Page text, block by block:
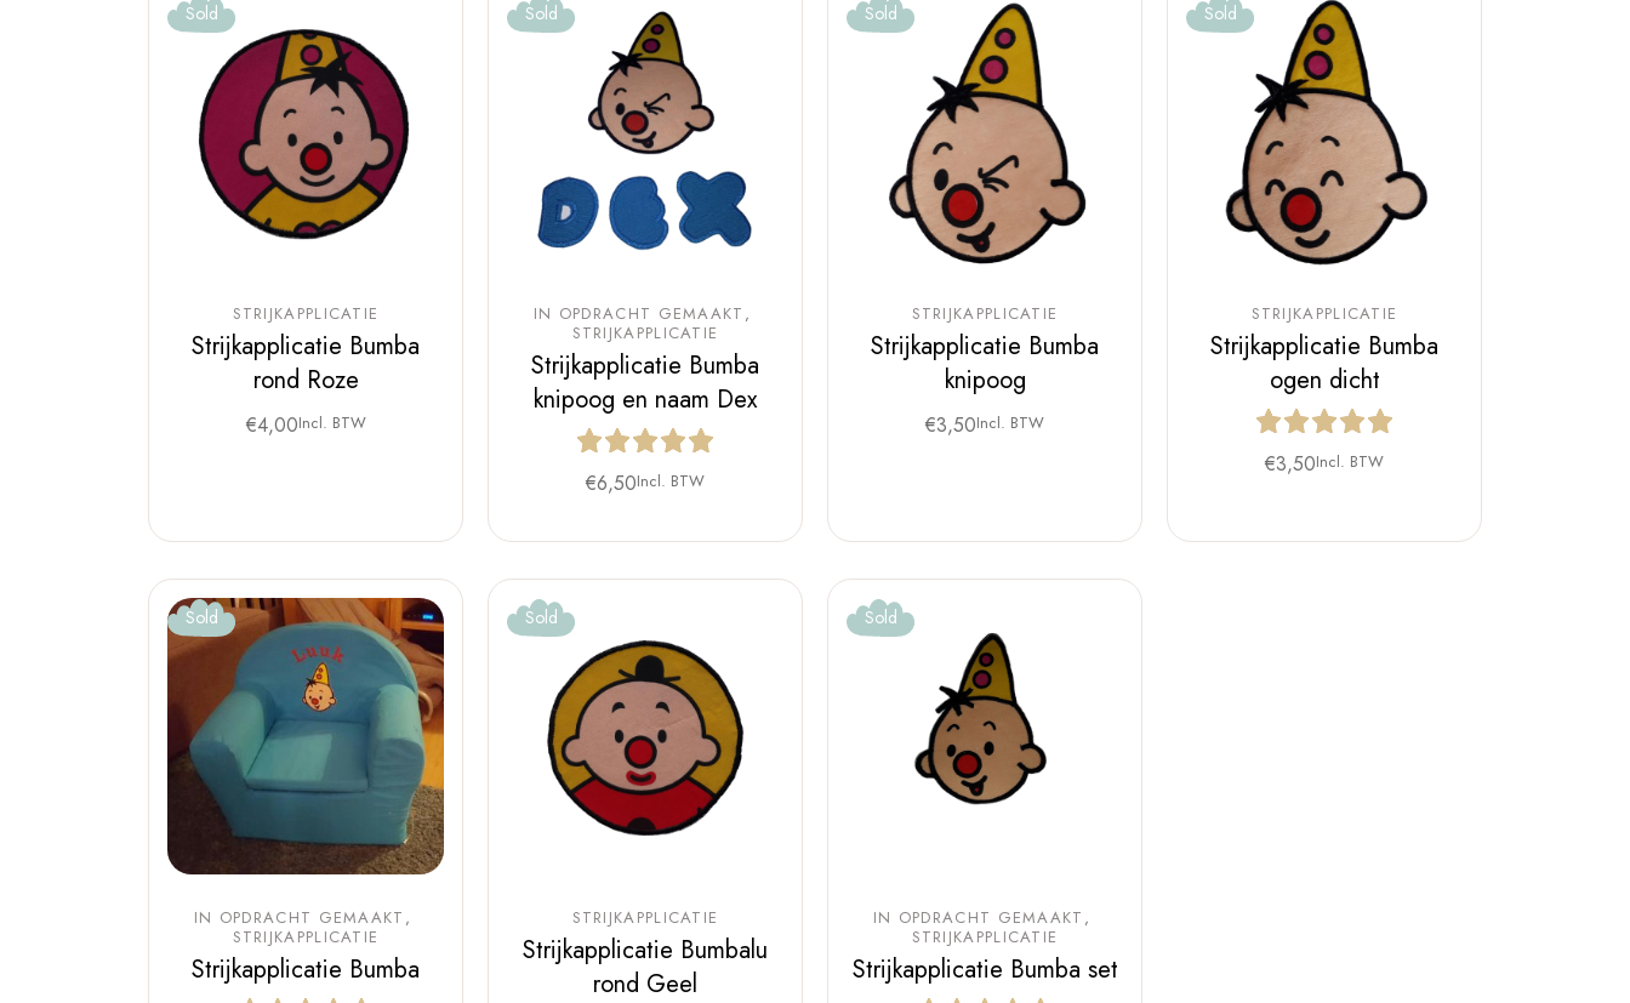
Sold
STRIJKAPPLICATIE
Strijkapplicatie Bumba
rond Roze
€4,00Incl. BTW
Sold
IN OPDRACHT GEMAAKT
STRIJKAPPLICATIE
Strijkapplicatie Bumba
knipoog en naam Dex
€6,50Incl. BTW
Sold
STRIJKAPPLICATIE
Strijkapplicatie Bumba
knipoog
€3,50Incl. BTW
Sold
STRIJKAPPLICATIE
Strijkapplicatie Bumba
ogen dicht
€3,50Incl. BTW
Sold
IN OPDRACHT GEMAAKT
STRIJKAPPLICATIE
Strijkapplicatie Bumba
Sold
STRIJKAPPLICATIE
Strijkapplicatie Bumbalu
rond Geel
Sold
IN OPDRACHT GEMAAKT
STRIJKAPPLICATIE
Strijkapplicatie Bumba set